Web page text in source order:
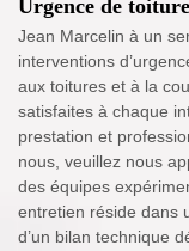
Urgence de
Jean Marcelin à un
interventions
aux toitures et à la
satisfaites à chaque
prestation et
nous, veuillez nous
des équipes
entretien réside dans
d’un bilan technique